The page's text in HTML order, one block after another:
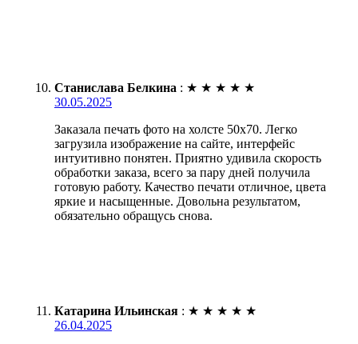
Станислава Белкина : ★ ★ ★ ★ ★
30.05.2025
Заказала печать фото на холсте 50х70. Легко
загрузила изображение на сайте, интерфейс
интуитивно понятен. Приятно удивила скорость
обработки заказа, всего за пару дней получила
готовую работу. Качество печати отличное, цвета
яркие и насыщенные. Довольна результатом,
обязательно обращусь снова.
Катарина Ильинская : ★ ★ ★ ★ ★
26.04.2025